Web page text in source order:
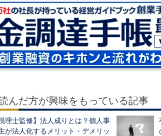
んだ方が興味をもっている記事
税理士監修】法人成りとは？個人事
が法人化するメリット・デメリッ